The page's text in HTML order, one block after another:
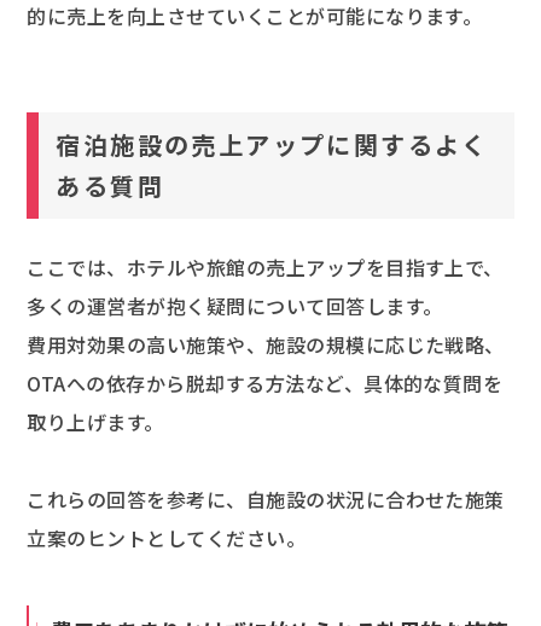
的に売上を向上させていくことが可能になります。
宿泊施設の売上アップに関するよく
ある質問
ここでは、ホテルや旅館の売上アップを目指す上で、
多くの運営者が抱く疑問について回答します。
費用対効果の高い施策や、施設の規模に応じた戦略、
OTAへの依存から脱却する方法など、具体的な質問を
取り上げます。
これらの回答を参考に、自施設の状況に合わせた施策
立案のヒントとしてください。